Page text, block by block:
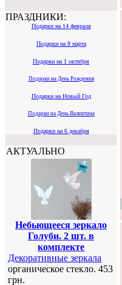
ПРАЗДНИКИ:
Подарки на 14 февраля
Подарки на 8 марта
Подарки на 1 октября
Подарки на День Рождения
Подарки на Новый Год
Подарки на День Валентина
Подарки на 6 декабря
АКТУАЛЬНО
Небьющееся зеркало
Голуби. 2 шт. в
комплекте
Декоративные зеркала
органическое стекло. 453
грн.